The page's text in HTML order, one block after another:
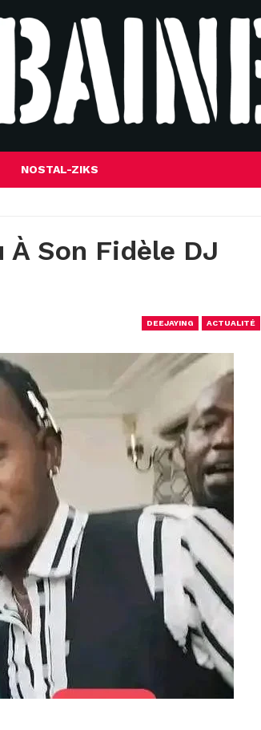
NOSTAL-ZIKS
À Son Fidèle DJ
DEEJAYING ACTUALITÉ